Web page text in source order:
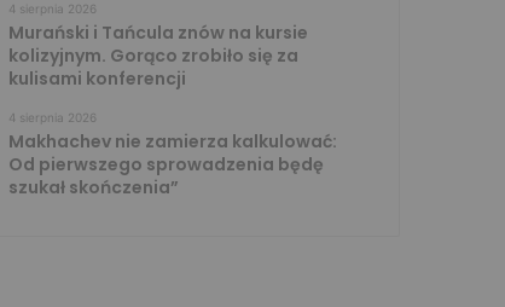
4 sierpnia 2026
Murański i Tańcula znów na kursie
kolizyjnym. Gorąco zrobiło się za
kulisami konferencji
4 sierpnia 2026
Makhachev nie zamierza kalkulować:
Od pierwszego sprowadzenia będę
szukał skończenia”